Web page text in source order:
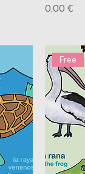
Price
0,00 €
Free